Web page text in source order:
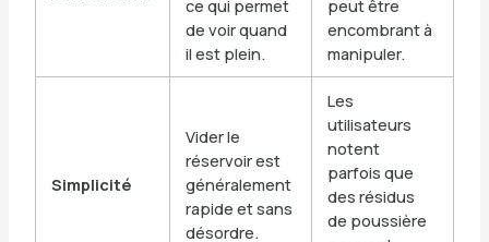
ce qui permet
de voir quand
il est plein.
peut être
encombrant à
manipuler.
Simplicité
Vider le
réservoir est
généralement
rapide et sans
désordre.
Les
utilisateurs
notent
parfois que
des résidus
de poussière